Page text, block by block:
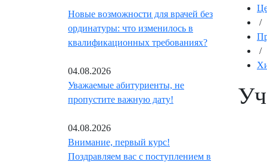
Новые возможности для врачей без
ординатуры: что изменилось в
квалификационных требованиях?
04.08.2026
Уважаемые абитуриенты, не
пропустите важную дату!
04.08.2026
Внимание, первый курс!
Поздравляем вас с поступлением в
/
/